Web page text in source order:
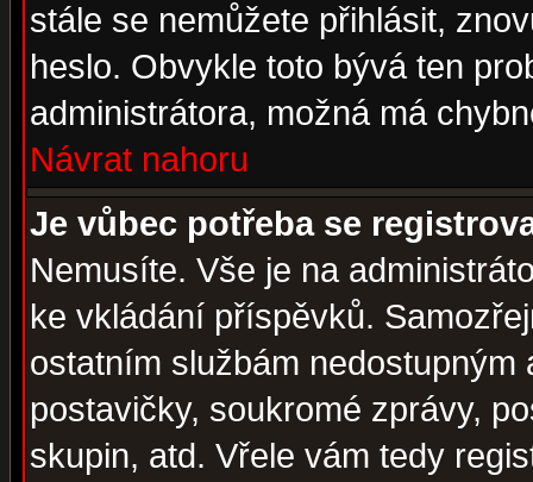
stále se nemůžete přihlásit,
heslo. Obvykle toto bývá ten
administrátora, možná má
Návrat nahoru
Je vůbec potřeba se
Nemusíte. Vše je na
ke vkládání příspěvků.
ostatním službám
postavičky, soukromé zprávy,
skupin, atd. Vřele vám tedy